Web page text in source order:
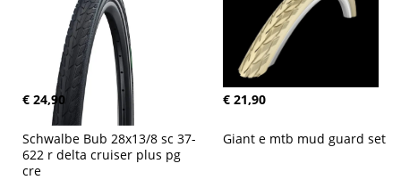
€ 24,90 € 21,90
Schwalbe Bub 28x13/8 sc 37-
622 r delta cruiser plus pg
cre
Giant e mtb mud guard set